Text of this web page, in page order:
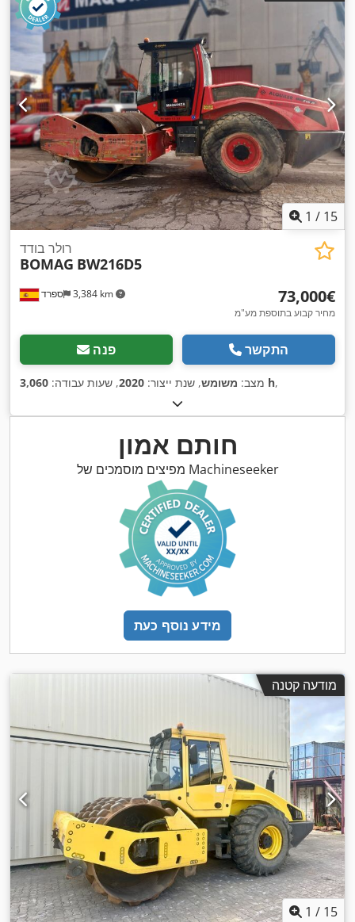
1 / 15
ספרד 3,384 km
רולר בודד
BOMAG BW216D5
‏73,000 ‏€
מחיר קבוע בתוספת מע"מ
פנה התקשר
מצב: משומש, שנת ייצור: 2020, שעות עבודה: 3,060 h,
חותם אמון
מפיצים מוסמכים של Machineseeker
מידע נוסף כעת
מודעה קטנה
1 / 15